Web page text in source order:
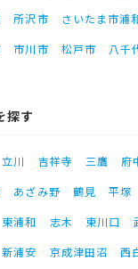
所沢市 さいたま市浦
市川市 松戸市 八千
探す
立川 吉祥寺 三鷹 府
あざみ野 鶴見 平塚
東浦和 志木 東川口
新浦安 京成津田沼 西